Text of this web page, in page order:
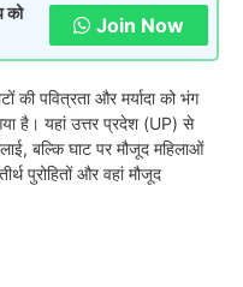
को
Join Now
की पवित्रता और मर्यादा को भंग
है। यहां उत्तर प्रदेश (UP) से
बल्कि घाट पर मौजूद महिलाओं
पुरोहितों और वहां मौजूद